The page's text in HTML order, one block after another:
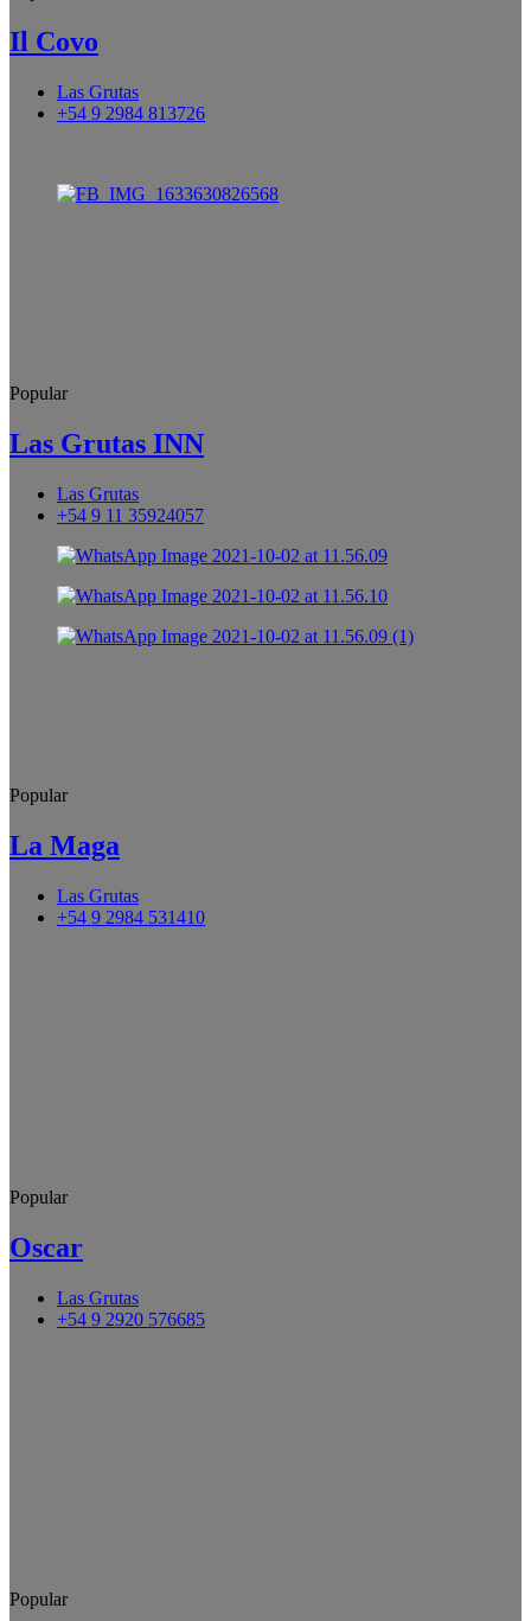
Il Covo
Las Grutas
+54 9 2984 813726
Popular
Las Grutas INN
Las Grutas
+54 9 11 35924057
Popular
La Maga
Las Grutas
+54 9 2984 531410
Popular
Oscar
Las Grutas
+54 9 2920 576685
Popular